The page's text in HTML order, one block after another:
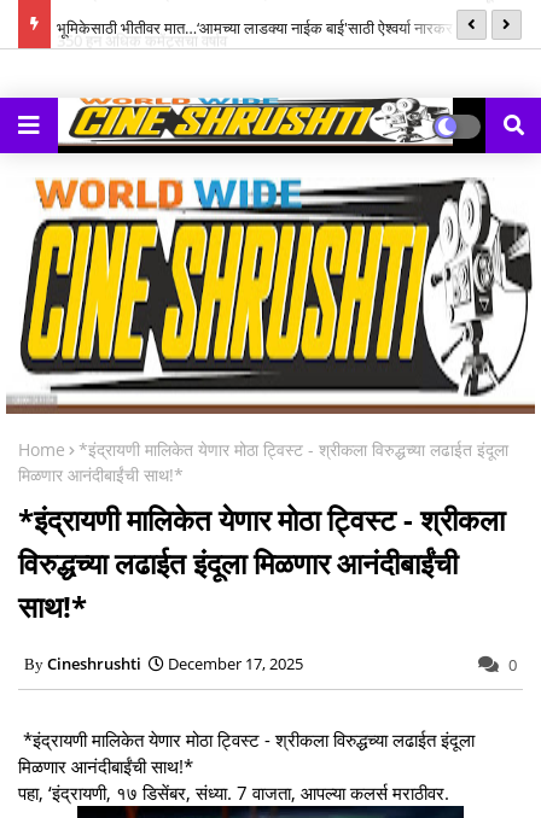
भूमिकेसाठी भीतीवर मात…‘आमच्या लाडक्या नाईक बाई'साठी ऐश्वर्या नारकर यांनी पुन्हा
Home
*इंद्रायणी मालिकेत येणार मोठा ट्विस्ट - श्रीकला विरुद्धच्या लढाईत इंदूला
मिळणार आनंदीबाईंची साथ!*
*इंद्रायणी मालिकेत येणार मोठा ट्विस्ट - श्रीकला
विरुद्धच्या लढाईत इंदूला मिळणार आनंदीबाईंची
साथ!*
Cineshrushti December 17, 2025 0
*इंद्रायणी मालिकेत येणार मोठा ट्विस्ट - श्रीकला विरुद्धच्या लढाईत इंदूला
मिळणार आनंदीबाईंची साथ!*
पहा, ‘इंद्रायणी, १७ डिसेंबर, संध्या. 7 वाजता, आपल्या कलर्स मराठीवर.